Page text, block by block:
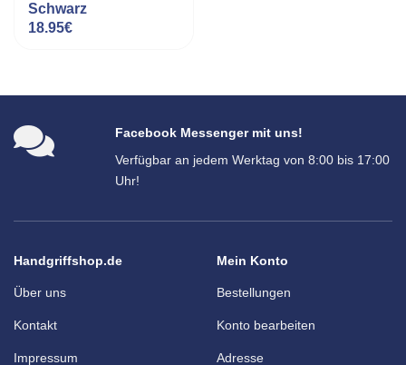
Schwarz
18.95€
Facebook Messenger mit uns!
Verfügbar an jedem Werktag von 8:00 bis 17:00
Uhr!
Handgriffshop.de
Über uns
Kontakt
Impressum
Mein Konto
Bestellungen
Konto bearbeiten
Adresse